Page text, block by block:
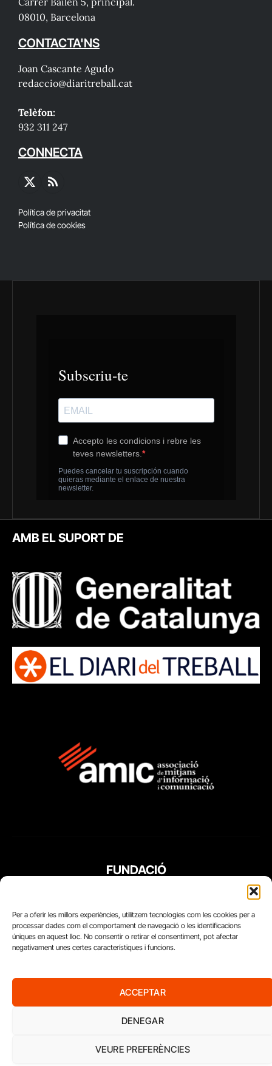
Per a oferir les millors experiències, utilitzem tecnologies com les cookies per a
processar dades com el comportament de navegació o les identificacions
úniques en aquest lloc. No consentir o retirar el consentiment, pot afectar
negativament unes certes característiques i funcions.
ACCEPTAR
DENEGAR
VEURE PREFERÈNCIES
08010, Barcelona
CONTACTA'NS
Joan Cascante Agudo
redaccio@diaritreball.cat
Telèfon:
932 311 247
CONNECTA
X
RSS
Política de privacitat
Política de cookies
AMB EL SUPORT DE
FUNDACIÓ